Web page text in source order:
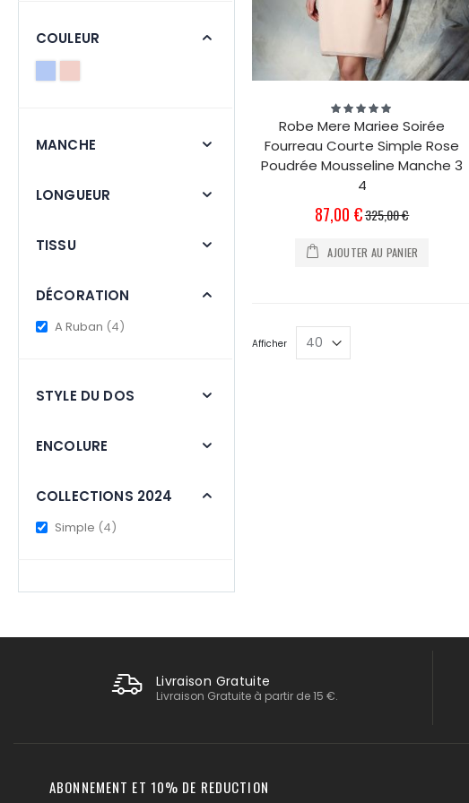
Évaluation:
100%
Robe Mere Mariee Soirée
Fourreau Courte Simple Rose
Poudrée Mousseline Manche 3
4
Prix
Spécial
87,00 €325,00 €
AJOUTER AU PANIER
Afficher
COULEUR
MANCHE
LONGUEUR
TISSU
DÉCORATION
A Ruban 4items
STYLE DU DOS
ENCOLURE
COLLECTIONS 2024
Simple 4items
Livraison Gratuite
Livraison Gratuite à partir de 15 €.
ABONNEMENT ET 10% DE REDUCTION